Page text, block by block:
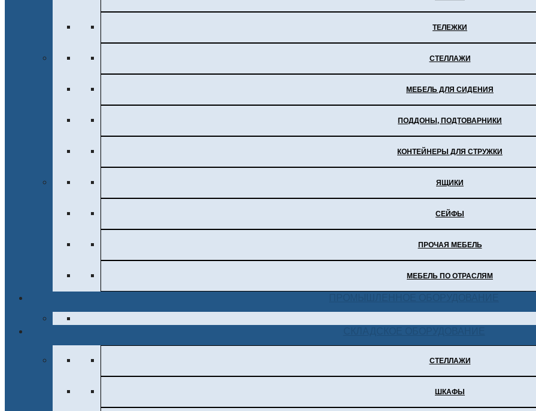
ТЕЛЕЖКИ
СТЕЛЛАЖИ
МЕБЕЛЬ ДЛЯ СИДЕНИЯ
ПОДДОНЫ, ПОДТОВАРНИКИ
КОНТЕЙНЕРЫ ДЛЯ СТРУЖКИ
ЯЩИКИ
СЕЙФЫ
ПРОЧАЯ МЕБЕЛЬ
МЕБЕЛЬ ПО ОТРАСЛЯМ
СТЕЛЛАЖИ
ШКАФЫ